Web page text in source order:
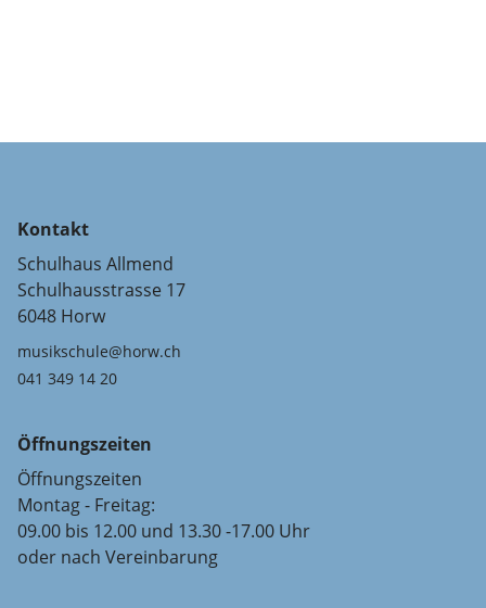
Kontakt
Schulhaus Allmend
Schulhausstrasse 17
6048 Horw
musikschule@horw.ch
041 349 14 20
Öffnungszeiten
Öffnungszeiten
Montag - Freitag:
09.00 bis 12.00 und 13.30 -17.00 Uhr
oder nach Vereinbarung